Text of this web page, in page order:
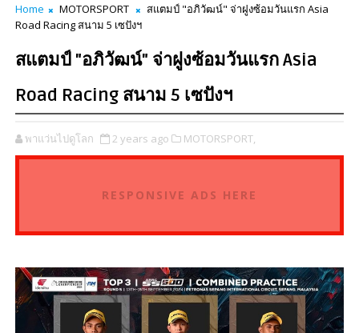
Home MOTORSPORT
สแตมป์ "อภิวัฒน์" จ่าฝูงซ้อมวันแรก Asia
Road Racing สนาม 5 เซปังฯ
สแตมป์ "อภิวัฒน์" จ่าฝูงซ้อมวันแรก Asia
Road Racing สนาม 5 เซปังฯ
พาแว่นไปดูโลก 2 years ago MOTORSPORT,
RESPONSIVE ADS HERE